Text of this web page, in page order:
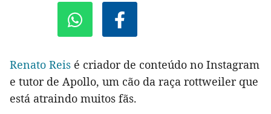
Renato Reis é criador de conteúdo no Instagram
e tutor de Apollo, um cão da raça rottweiler que
está atraindo muitos fãs.